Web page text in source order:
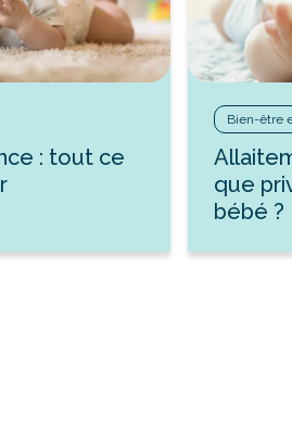
: tout ce
Bien-être
que
bébé ?